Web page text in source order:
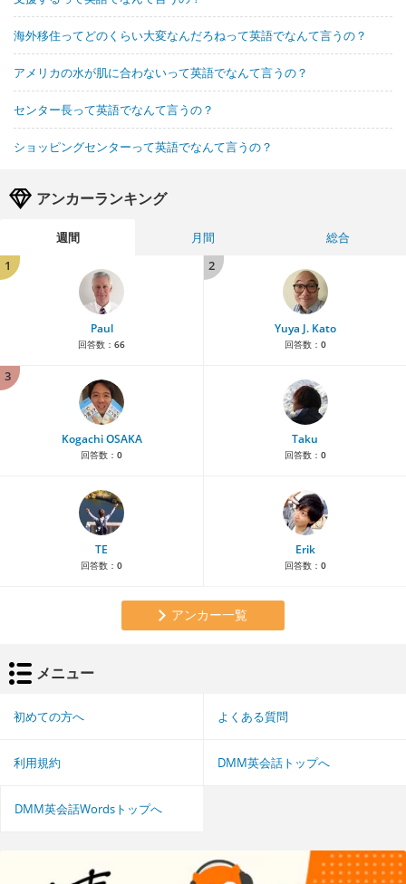
海外移住ってどのくらい大変なんだろねって英語でなんて言うの？
アメリカの水が肌に合わないって英語でなんて言うの？
センター長って英語でなんて言うの？
ショッピングセンターって英語でなんて言うの？
アンカーランキング
週間 月間
総合
1
Paul
回答数： 66
2
Yuya J. Kato
回答数： 0
3
Kogachi OSAKA
回答数： 0
Taku
回答数： 0
TE
回答数： 0
Erik
回答数： 0
アンカー一覧
メニュー
初めての方へ よくある質問
利用規約 DMM英会話トップへ
DMM英会話Wordsトップへ